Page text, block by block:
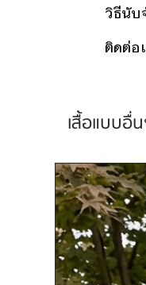
วิธีนับ
ติดต่อ
เสื้อแบบอื่